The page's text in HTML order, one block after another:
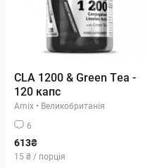
CLA 1200 & Green Tea -
120 капс
Amix • Великобританія
6
613₴
15 ₴ / порція